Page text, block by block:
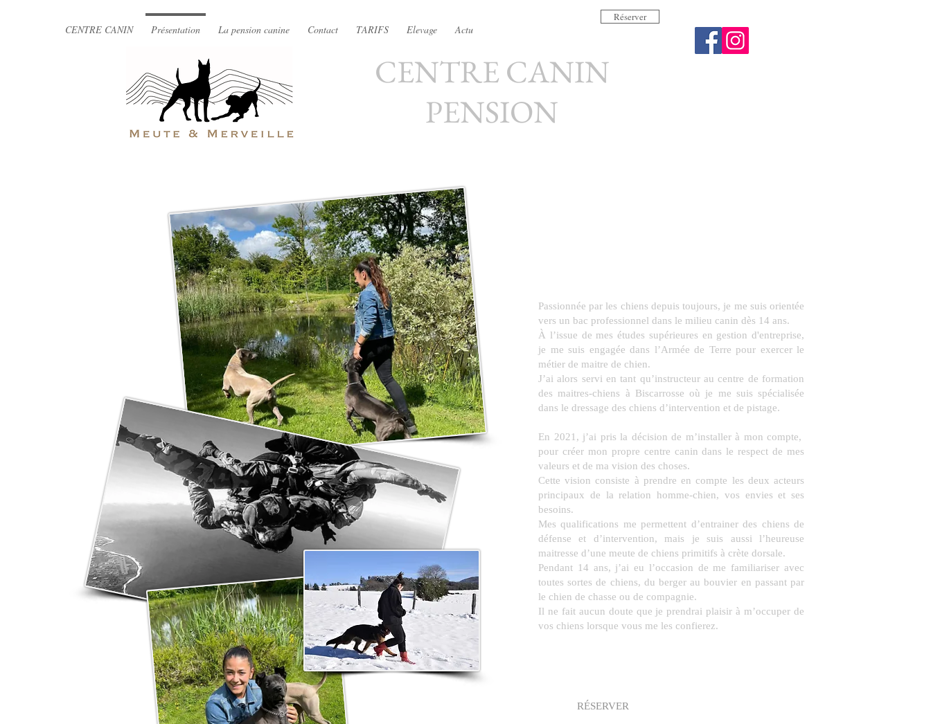
CENTRE CANIN Présentation La pension canine Contact TARIFS Elevage Actu
Réserver
CENTRE CANIN
PENSION
Passionnée par les chiens depuis toujours, je me suis orientée
vers un bac professionnel dans le milieu canin dès 14 ans.
À l’issue de mes études supérieures en gestion d'entreprise,
je me suis engagée dans l’Armée de Terre pour exercer le
métier de maitre de chien.
J’ai alors servi en tant qu’instructeur au centre de formation
des maitres-chiens à Biscarrosse où je me suis spécialisée
dans le dressage des chiens d’intervention et de pistage.
En 2021, j’ai pris la décision de m’installer à mon compte,
pour créer mon propre centre canin dans le respect de mes
valeurs et de ma vision des choses.
Cette vision consiste à prendre en compte les deux acteurs
principaux de la relation homme-chien, vos envies et ses
besoins.
Mes qualifications me permettent d’entrainer des chiens de
défense et d’intervention, mais je suis aussi l’heureuse
maitresse d’une meute de chiens primitifs à crète dorsale.
Pendant 14 ans, j’ai eu l’occasion de me familiariser avec
toutes sortes de chiens, du berger au bouvier en passant par
le chien de chasse ou de compagnie.
Il ne fait aucun doute que je prendrai plaisir à m’occuper de
vos chiens lorsque vous me les confierez.
RÉSERVER